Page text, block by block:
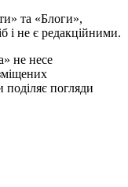
та «Блоги»,
і не є редакційними.
не несе
поділяє погляди